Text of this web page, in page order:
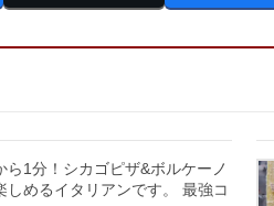
ら1分！シカゴピザ&ボルケーノ
しめるイタリアンです。 最強コ